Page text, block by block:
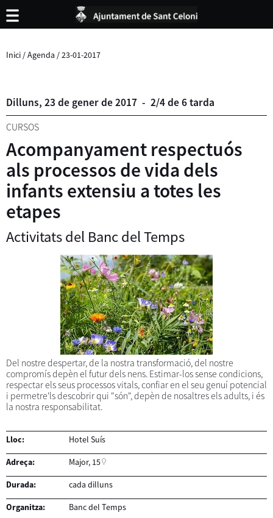
Inici /Agenda /23-01-2017
Dilluns, 23 de generde2017 - 2/4 de 6 tarda
CURSOS
Acompanyament respectuós
als processos de vida dels
infants extensiu a totes les
etapes
Activitats del Banc del Temps
Del nostre despertar, de la nostra transformació, del nostre
compromís depèn el futur dels nens. Estimar-los sense condicions,
respectar els seus processos vitals, confiar en el seu genuí potencial
i permetre'ls descobrir qui "són", depèn de nosaltres els adults, i és
la nostra responsabilitat.
Lloc: Hotel Suís
Adreça: Major, 15
Durada: cada dilluns
Organitza: Banc del Temps